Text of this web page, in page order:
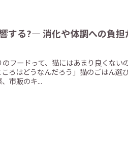
する?― 消化や体調への負担
フードって、猫にはあまり良くない
ろはどうなんだろう」猫のごはん選び
市販のキ...